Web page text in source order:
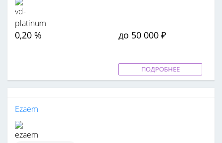
0,20 % до 50 000 ₽
ПОДРОБНЕЕ
Ezaem